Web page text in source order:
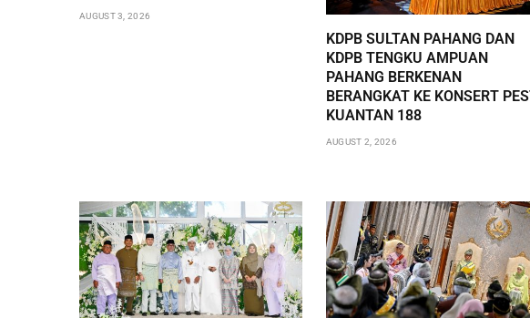
AUGUST 3, 2026
KDPB SULTAN PAHANG DAN
KDPB TENGKU AMPUAN
PAHANG BERKENAN
BERANGKAT KE KONSERT
KUANTAN 188
AUGUST 2, 2026